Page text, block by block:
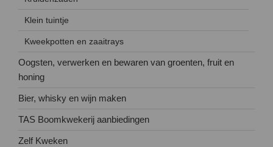
Klein tuintje
Kweekpotten en zaaitrays
Oogsten, verwerken en bewaren van groenten, fruit en
honing
Bier, whisky en wijn maken
TAS Boomkwekerij aanbiedingen
Zelf Kweken